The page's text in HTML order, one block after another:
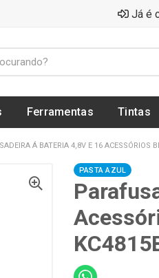
Já é
Ferramentas Tintas
Á BATERIA 4,8V E 16 ACESSÓRIOS
PASTA AZUL